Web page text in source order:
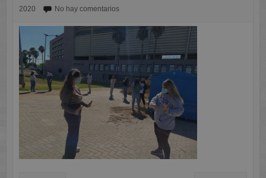
2020
No hay comentarios